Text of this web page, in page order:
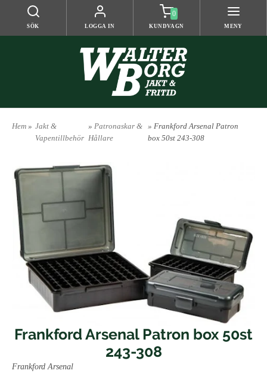
SÖK LOGGA IN
0
KUNDVAGN MENY
Hem » Jakt &
Vapentillbehör
»Patronaskar &
Hållare
» Frankford Arsenal Patron
box 50st 243-308
Frankford Arsenal Patron box 50st
243-308
Frankford Arsenal